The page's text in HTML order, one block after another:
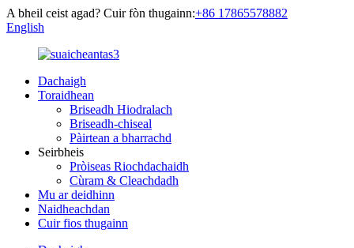
A bheil ceist agad? Cuir fòn thugainn:+86 17865578882
English
Dachaigh
Toraidhean
Briseadh Hiodralach
Briseadh-chiseal
Pàirtean a bharrachd
Seirbheis
Pròiseas Riochdachaidh
Cùram & Cleachdadh
Mu ar deidhinn
Naidheachdan
Cuir fios thugainn